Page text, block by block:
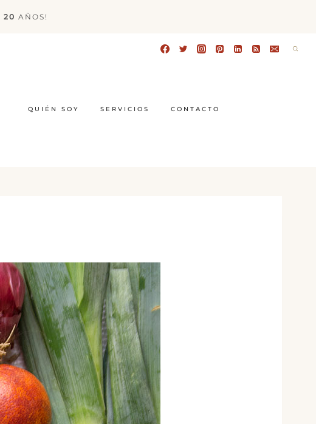
20 AÑOS!
QUIÉN SOY SERVICIOS CONTACTO